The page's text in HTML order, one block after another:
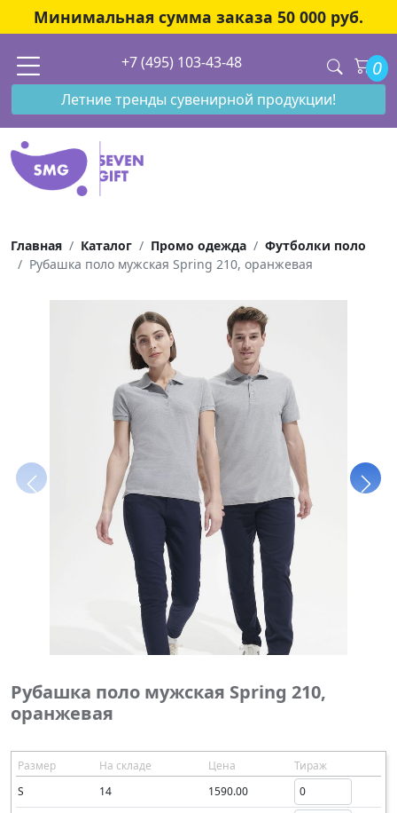
Минимальная сумма заказа 50 000 руб.
+7 (495) 103-43-48 0
Летние тренды сувенирной продукции!
Главная Каталог Промо одежда
Футболки поло
Рубашка поло мужская Spring 210, оранжевая
Рубашка поло мужская Spring 210,
оранжевая
Размер На складе Цена
Тираж
S
14 1590.00